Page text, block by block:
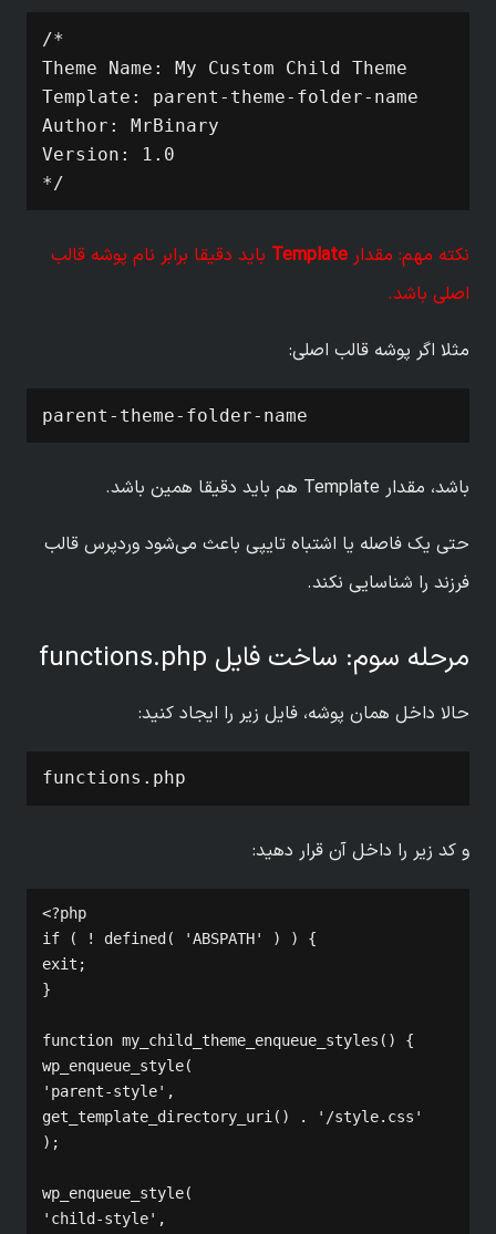
/*
Theme Name: My Custom Child Theme
Template: parent-theme-folder-name
Author: MrBinary
Version: 1.0
*/
نکته مهم: مقدار Template باید دقیقا برابر نام پوشه قالب
اصلی باشد.
مثلا اگر پوشه قالب اصلی:
parent-theme-folder-name
باشد، مقدار Template هم باید دقیقا همین باشد.
حتی یک فاصله یا اشتباه تایپی باعث می‌شود وردپرس قالب
فرزند را شناسایی نکند.
مرحله سوم: ساخت فایل functions.php
حالا داخل همان پوشه، فایل زیر را ایجاد کنید:
functions.php
و کد زیر را داخل آن قرار دهید:
<?php
if ( ! defined( 'ABSPATH' ) ) {
exit;
}
function my_child_theme_enqueue_styles() {
wp_enqueue_style(
'parent-style',
get_template_directory_uri() . '/style.css'
);
wp_enqueue_style(
'child-style',